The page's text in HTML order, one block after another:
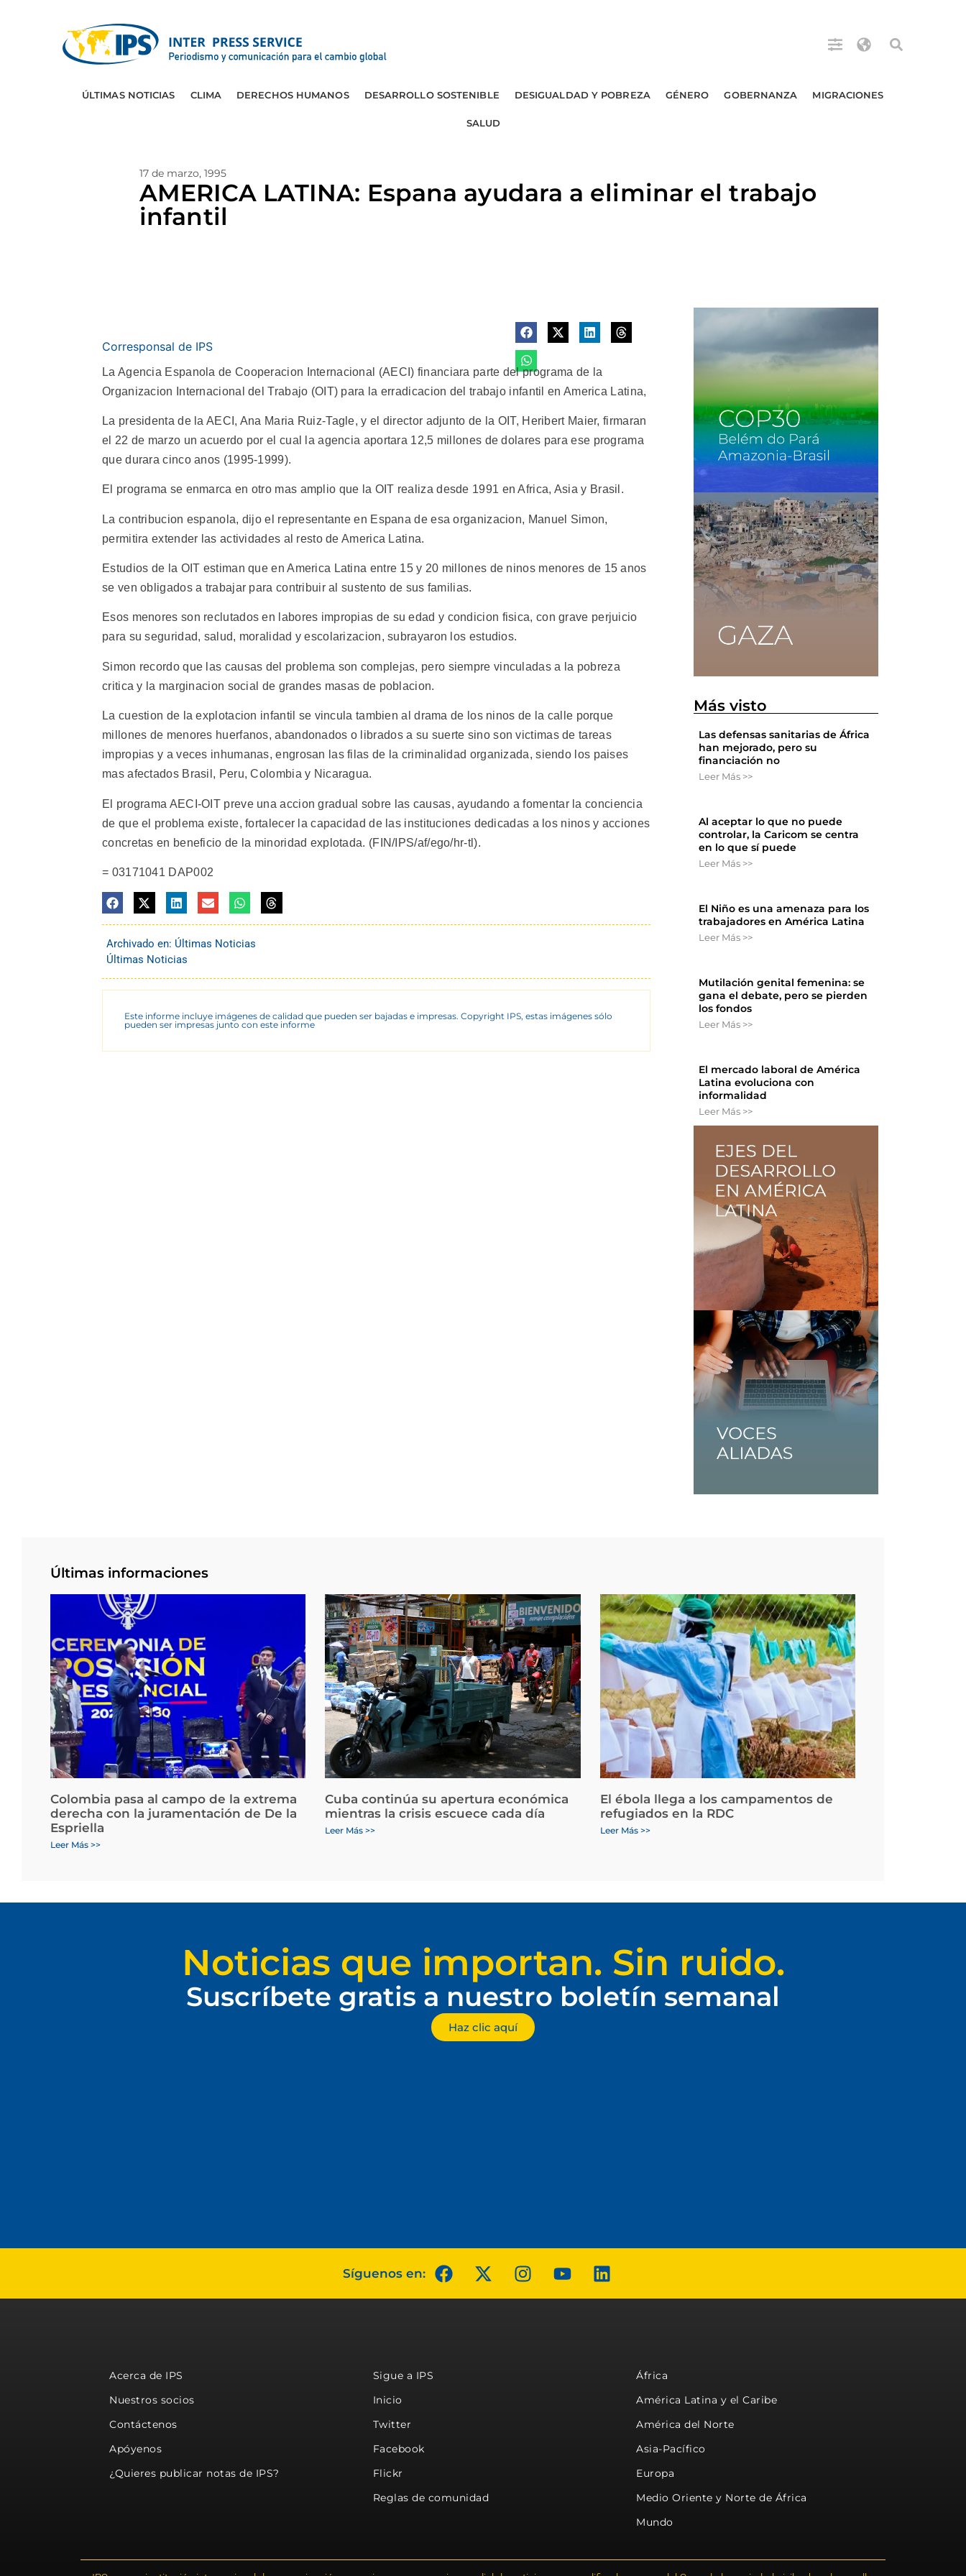
ÚLTIMAS NOTICIAS CLIMA DERECHOS HUMANOS DESARROLLO SOSTENIBLE DESIGUALDAD Y POBREZA GÉNERO GOBERNANZA MIGRACIONES
SALUD
17 de marzo, 1995
AMERICA LATINA: Espana ayudara a eliminar el trabajo
infantil
Corresponsal de IPS
La Agencia Espanola de Cooperacion Internacional (AECI) financiara parte del programa de la
Organizacion Internacional del Trabajo (OIT) para la erradicacion del trabajo infantil en America Latina,
La presidenta de la AECI, Ana Maria Ruiz-Tagle, y el director adjunto de la OIT, Heribert Maier, firmaran
el 22 de marzo un acuerdo por el cual la agencia aportara 12,5 millones de dolares para ese programa
que durara cinco anos (1995-1999).
El programa se enmarca en otro mas amplio que la OIT realiza desde 1991 en Africa, Asia y Brasil.
La contribucion espanola, dijo el representante en Espana de esa organizacion, Manuel Simon,
permitira extender las actividades al resto de America Latina.
Estudios de la OIT estiman que en America Latina entre 15 y 20 millones de ninos menores de 15 anos
se ven obligados a trabajar para contribuir al sustento de sus familias.
Esos menores son reclutados en labores impropias de su edad y condicion fisica, con grave perjuicio
para su seguridad, salud, moralidad y escolarizacion, subrayaron los estudios.
Simon recordo que las causas del problema son complejas, pero siempre vinculadas a la pobreza
critica y la marginacion social de grandes masas de poblacion.
La cuestion de la explotacion infantil se vincula tambien al drama de los ninos de la calle porque
millones de menores huerfanos, abandonados o librados a su suerte sino son victimas de tareas
impropias y a veces inhumanas, engrosan las filas de la criminalidad organizada, siendo los paises
mas afectados Brasil, Peru, Colombia y Nicaragua.
El programa AECI-OIT preve una accion gradual sobre las causas, ayudando a fomentar la conciencia
de que el problema existe, fortalecer la capacidad de las instituciones dedicadas a los ninos y acciones
concretas en beneficio de la minoridad explotada. (FIN/IPS/af/ego/hr-tl).
= 03171041 DAP002
Archivado en: Últimas Noticias
Últimas Noticias
Este informe incluye imágenes de calidad que pueden ser bajadas e impresas. Copyright IPS, estas imágenes sólo
pueden ser impresas junto con este informe
Más visto
Las defensas sanitarias de África
han mejorado, pero su
financiación no
Leer Más >>
Al aceptar lo que no puede
controlar, la Caricom se centra
en lo que sí puede
Leer Más >>
El Niño es una amenaza para los
trabajadores en América Latina
Leer Más >>
Mutilación genital femenina: se
gana el debate, pero se pierden
los fondos
Leer Más >>
El mercado laboral de América
Latina evoluciona con
informalidad
Leer Más >>
Últimas informaciones
Colombia pasa al campo de la extrema
derecha con la juramentación de De la
Espriella
Leer Más >>
Cuba continúa su apertura económica
mientras la crisis escuece cada día
Leer Más >>
El ébola llega a los campamentos de
refugiados en la RDC
Leer Más >>
Noticias que importan. Sin ruido.
Suscríbete gratis a nuestro boletín semanal
Haz clic aquí
Síguenos en:
Acerca de IPS
Nuestros socios
Contáctenos
Apóyenos
¿Quieres publicar notas de IPS?
Sigue a IPS
Inicio
Twitter
Facebook
Flickr
Reglas de comunidad
África
América Latina y el Caribe
América del Norte
Asia-Pacífico
Europa
Medio Oriente y Norte de África
Mundo